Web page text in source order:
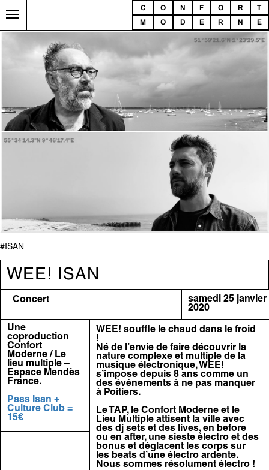
C O N F O R
T
M
O D E R N E
#ISAN
WEE! ISAN
Concert
samedi 25 janvier
2020
Une
coproduction
Confort
Moderne / Le
lieu multiple –
Espace Mendès
France.
Pass Isan +
Culture Club =
15€
WEE! souffle le chaud dans le froid
!
Né de l’envie de faire découvrir la
nature complexe et multiple de la
musique électronique, WEE!
s’impose depuis 8 ans comme un
des événements à ne pas manquer
à Poitiers.
Le TAP, le Confort Moderne et le
Lieu Multiple attisent la ville avec
des dj sets et des lives, en before
ou en after, une sieste électro et des
bonus et déglacent les corps sur
les beats d’une électro ardente.
Nous sommes résolument électro !